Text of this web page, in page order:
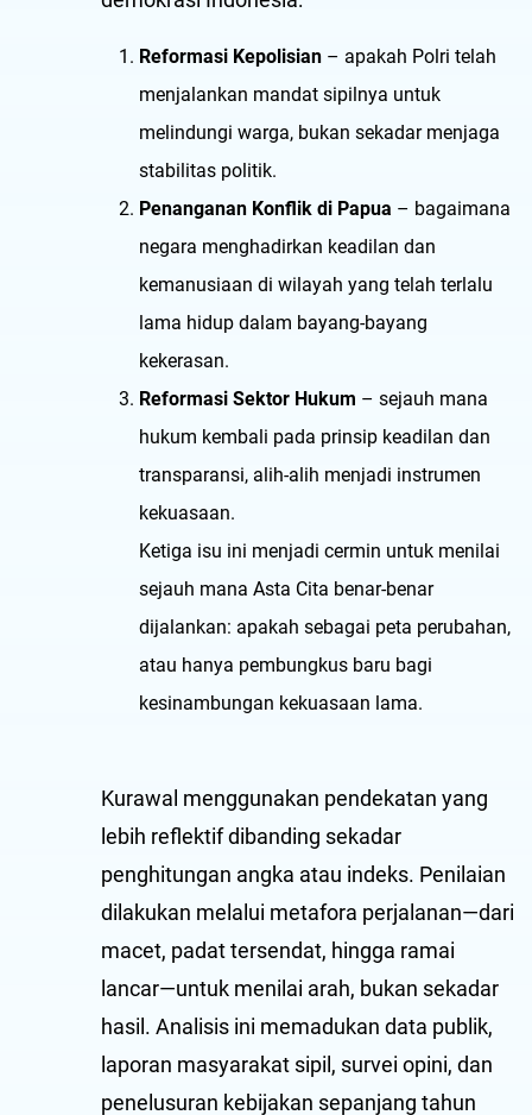
Reformasi Kepolisian – apakah Polri telah
menjalankan mandat sipilnya untuk
melindungi warga, bukan sekadar menjaga
stabilitas politik.
Penanganan Konflik di Papua – bagaimana
negara menghadirkan keadilan dan
kemanusiaan di wilayah yang telah terlalu
lama hidup dalam bayang-bayang
kekerasan.
Reformasi Sektor Hukum – sejauh mana
hukum kembali pada prinsip keadilan dan
transparansi, alih-alih menjadi instrumen
kekuasaan.
Ketiga isu ini menjadi cermin untuk menilai
sejauh mana Asta Cita benar-benar
dijalankan: apakah sebagai peta perubahan,
atau hanya pembungkus baru bagi
kesinambungan kekuasaan lama.
Kurawal menggunakan pendekatan yang
lebih reflektif dibanding sekadar
penghitungan angka atau indeks. Penilaian
dilakukan melalui metafora perjalanan—dari
macet, padat tersendat, hingga ramai
lancar—untuk menilai arah, bukan sekadar
hasil. Analisis ini memadukan data publik,
laporan masyarakat sipil, survei opini, dan
penelusuran kebijakan sepanjang tahun